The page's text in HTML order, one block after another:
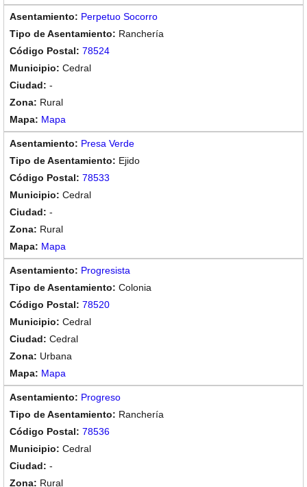
Perpetuo Socorro
Ranchería
78524
Cedral
-
Rural
Mapa
Presa Verde
Ejido
78533
Cedral
-
Rural
Mapa
Progresista
Colonia
78520
Cedral
Cedral
Urbana
Mapa
Progreso
Ranchería
78536
Cedral
-
Rural